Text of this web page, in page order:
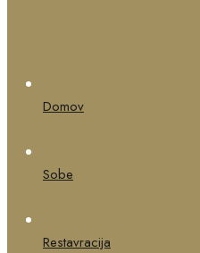
Domov
Sobe
Restavracija